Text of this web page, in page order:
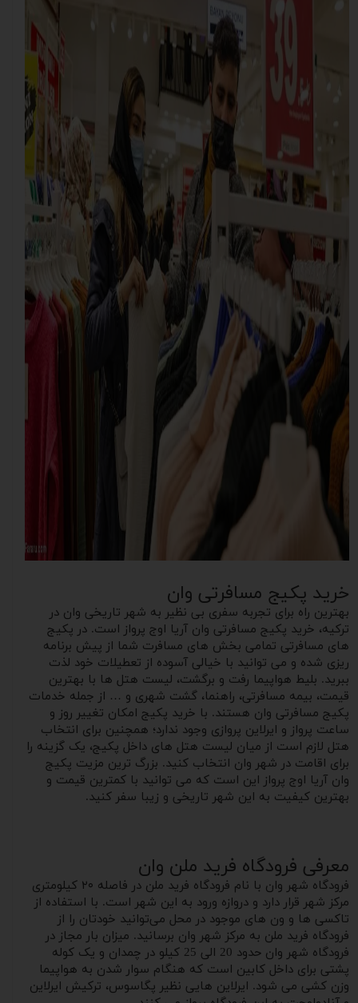
خرید پکیج مسافرتی وان
بهترین راه برای تجربه سفری بی نظیر به شهر تاریخی وان در
ترکیه، خرید پکیج مسافرتی وان آریا اوج پرواز است. در پکیج
های مسافرتی تمامی بخش های مسافرت شما از پیش برنامه
ریزی شده و می توانید با خیالی آسوده از تعطیلات خود لذت
ببرید. بلیط هواپیما رفت و برگشت، لیست هتل ها با بهترین
قیمت، بیمه مسافرتی، راهنما، گشت شهری و … از جمله خدمات
پکیج مسافرتی وان هستند. با خرید پکیج امکان تغییر روز و
ساعت پرواز و ایرلاین پروازی وجود ندارد؛ همچنین برای انتخاب
هتل لازم است از میان لیست هتل های داخل پکیج، یک گزینه را
برای اقامت در شهر وان انتخاب کنید. بزرگ ترین مزیت پکیج
وان آریا اوج پرواز این است که می‌ توانید با کمترین قیمت و
بهترین کیفیت به این شهر تاریخی و زیبا سفر کنید.
معرفی فرودگاه فرید ملن وان
فرودگاه شهر وان با نام فرودگاه فرید ملن در فاصله ۲۰ کیلومتری
مرکز شهر قرار دارد و دروازه ورود به این شهر است. با استفاده از
تاکسی ها و ون های موجود در محل می‌توانید خودتان را از
فرودگاه فرید ملن به مرکز شهر وان برسانید. میزان بار‌ مجاز در
فرودگاه شهر وان حدود 20 الی 25 کیلو در چمدان و یک کوله
پشتی برای داخل کابین است که هنگام سوار شدن به هواپیما
وزن کشی می شود. ایرلاین هایی نظیر پگاسوس، ترکیش ایرلاین